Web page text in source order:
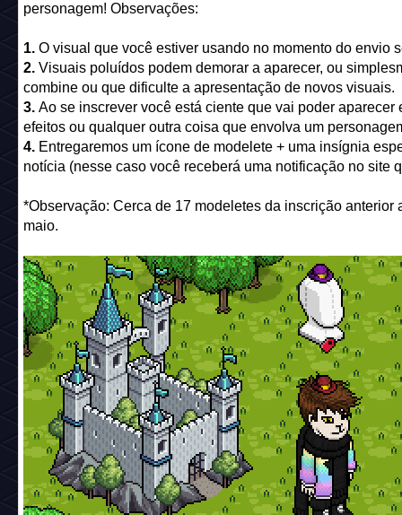
personagem! Observações:
1.O visual que você estiver usando no momento do envio
2.Visuais poluídos podem demorar a aparecer, ou
combine ou que dificulte a apresentação de novos visuais.
3. Ao se inscrever você está ciente que vai poder
efeitos ou qualquer outra coisa que envolva um
4. Entregaremos um ícone de modelete + uma insígnia
notícia (nesse caso você receberá uma notificação no site
*Observação: Cerca de 17 modeletes da inscrição
maio.